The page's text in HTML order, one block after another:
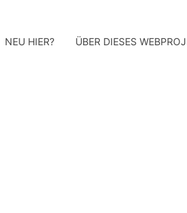
NEU HIER? ÜBER DIESES